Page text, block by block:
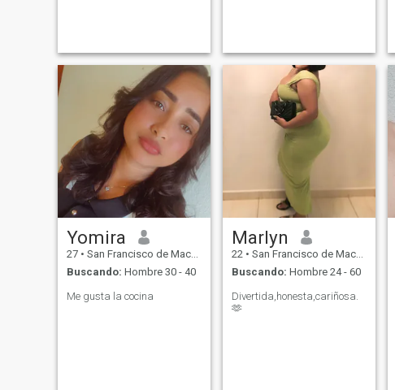
a life Felix without lies and
that everything is love, I want
to live a life full of love and
that together we build many
good things, I want a serious
relationship, someone who
comes into my life to give him
the best of me.
Yomira
27 • San Francisco de Macorís, Duarte, Rep. Dominicana
Buscando: Hombre 30 - 40
Me gusta la cocina
Marlyn
22 • San Francisco de Macorís, Duarte, Rep. Dominicana
Buscando: Hombre 24 - 60
Divertida,honesta,cariñosa.
🫶